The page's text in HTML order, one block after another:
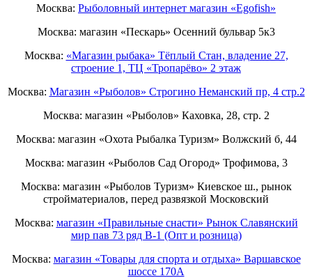
Москва: Рыболовный интернет магазин «Egofish»
Москва: магазин «Пескарь» Осенний бульвар 5к3
Москва: «Магазин рыбака» Тёплый Стан, владение 27,
строение 1, ТЦ «Тропарёво» 2 этаж
Москва: Магазин «Рыболов» Строгино Неманский пр, 4 стр.2
Москва: магазин «Рыболов» Каховка, 28, стр. 2
Москва: магазин «Охота Рыбалка Туризм» Волжский б, 44
Москва: магазин «Рыболов Сад Огород» Трофимова, 3
Москва: магазин «Рыболов Туризм» Киевское ш., рынок
стройматериалов, перед развязкой Московский
Москва: магазин «Правильные снасти» Рынок Славянский
мир пав 73 ряд B-1 (Опт и розница)
Москва: магазин «Товары для спорта и отдыха» Варшавское
шоссе 170А